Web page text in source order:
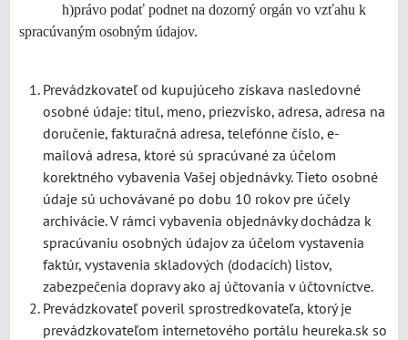
h)právo podať podnet na dozorný orgán vo vzťahu k
spracúvaným osobným údajov.
Prevádzkovateľ od kupujúceho získava nasledovné
osobné údaje: titul, meno, priezvisko, adresa, adresa na
doručenie, fakturačná adresa, telefónne číslo, e-
mailová adresa, ktoré sú spracúvané za účelom
korektného vybavenia Vašej objednávky. Tieto osobné
údaje sú uchovávané po dobu 10 rokov pre účely
archivácie. V rámci vybavenia objednávky dochádza k
spracúvaniu osobných údajov za účelom vystavenia
faktúr, vystavenia skladových (dodacích) listov,
zabezpečenia dopravy ako aj účtovania v účtovníctve.
Prevádzkovateľ poveril sprostredkovateľa, ktorý je
prevádzkovateľom internetového portálu heureka.sk so